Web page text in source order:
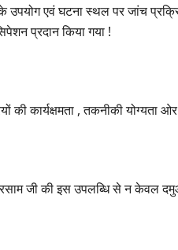
के उपयोग एवं घटना स्थल पर जांच
प्रदान किया गया !
की कार्यक्षमता , तकनीकी योग्यता
जी की इस उपलब्धि से न केवल